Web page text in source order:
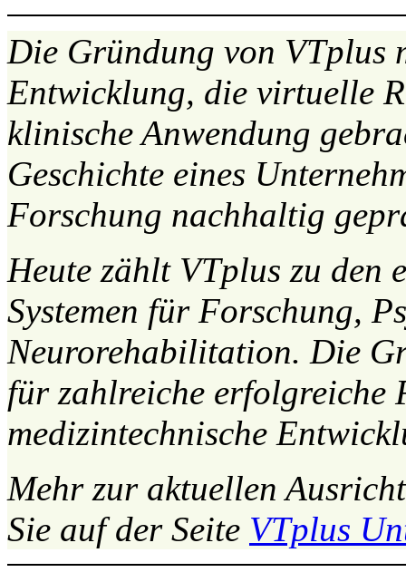
Die Gründung von VTplus
Entwicklung, die virtuelle
klinische Anwendung
Geschichte eines
Forschung nachhaltig
Heute zählt VTplus zu den
Systemen für Forschung,
Neurorehabilitation. Die
für zahlreiche erfolgreiche
medizintechnische
Mehr zur aktuellen
Sie auf der Seite VTplus